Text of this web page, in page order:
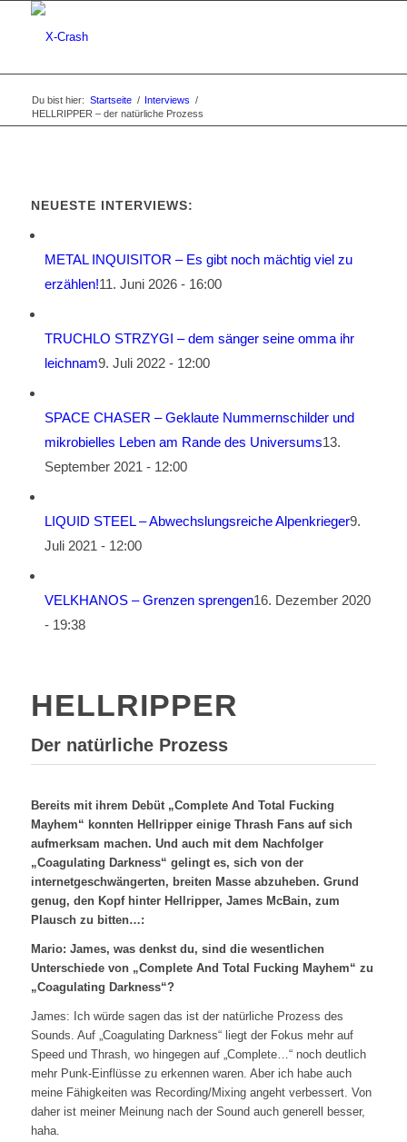
Du bist hier: Startseite / Interviews /
HELLRIPPER – der natürliche Prozess
NEUESTE INTERVIEWS:
METAL INQUISITOR – Es gibt noch mächtig viel zu
erzählen!11. Juni 2026 - 16:00
TRUCHLO STRZYGI – dem sänger seine omma ihr
leichnam9. Juli 2022 - 12:00
SPACE CHASER – Geklaute Nummernschilder und
mikrobielles Leben am Rande des Universums13.
September 2021 - 12:00
LIQUID STEEL – Abwechslungsreiche Alpenkrieger9.
Juli 2021 - 12:00
VELKHANOS – Grenzen sprengen16. Dezember 2020
- 19:38
HELLRIPPER
Der natürliche Prozess
Bereits mit ihrem Debüt „Complete And Total Fucking
Mayhem“ konnten Hellripper einige Thrash Fans auf sich
aufmerksam machen. Und auch mit dem Nachfolger
„Coagulating Darkness“ gelingt es, sich von der
internetgeschwängerten, breiten Masse abzuheben. Grund
genug, den Kopf hinter Hellripper, James McBain, zum
Plausch zu bitten…:
Mario: James, was denkst du, sind die wesentlichen
Unterschiede von „Complete And Total Fucking Mayhem“ zu
„Coagulating Darkness“?
James: Ich würde sagen das ist der natürliche Prozess des
Sounds. Auf „Coagulating Darkness“ liegt der Fokus mehr auf
Speed und Thrash, wo hingegen auf „Complete…“ noch deutlich
mehr Punk-Einflüsse zu erkennen waren. Aber ich habe auch
meine Fähigkeiten was Recording/Mixing angeht verbessert. Von
daher ist meiner Meinung nach der Sound auch generell besser,
haha.